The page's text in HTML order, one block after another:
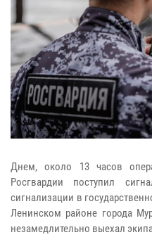
Днем, около 13 часов
Росгвардии поступил
сигнализации в
Ленинском районе города
незамедлительно выехал